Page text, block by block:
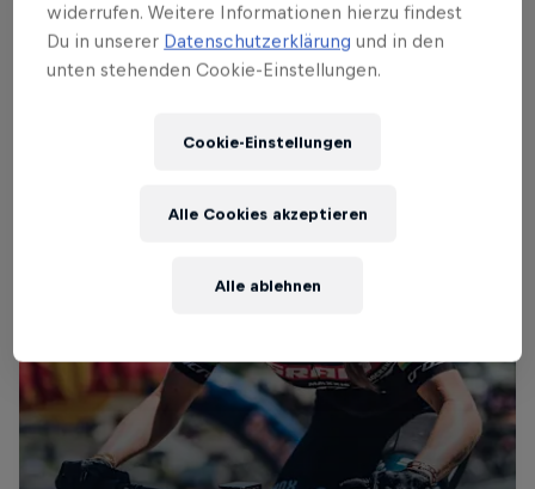
widerrufen. Weitere Informationen hierzu findest
Du in unserer Datenschutzerklärung und in den
unten stehenden Cookie-Einstellungen.
Cookie-Einstellungen
Alle ablehnen
Alle Cookies akzeptieren